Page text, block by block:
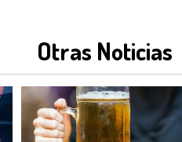
Otras Noticias